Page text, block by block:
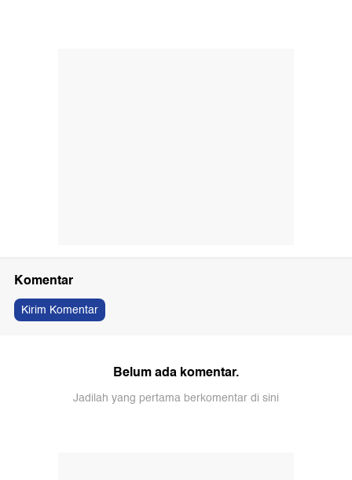
Komentar
Kirim Komentar
Belum ada komentar.
Jadilah yang pertama berkomentar di sini